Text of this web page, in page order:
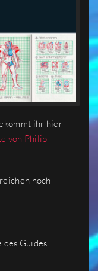
ihr hier
von Philip
noch
Guides